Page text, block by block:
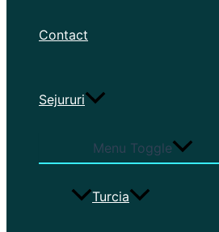
Contact
Sejururi
Menu Toggle
Turcia